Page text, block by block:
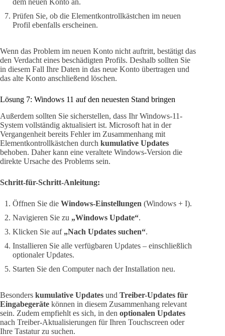
Prüfen Sie, ob die Elementkontrollkästchen im neuen
Profil ebenfalls erscheinen.
Wenn das Problem im neuen Konto nicht auftritt, bestätigt das
den Verdacht eines beschädigten Profils. Deshalb sollten Sie
in diesem Fall Ihre Daten in das neue Konto übertragen und
das alte Konto anschließend löschen.
Lösung 7: Windows 11 auf den neuesten Stand bringen
Außerdem sollten Sie sicherstellen, dass Ihr Windows-11-
System vollständig aktualisiert ist. Microsoft hat in der
Vergangenheit bereits Fehler im Zusammenhang mit
Elementkontrollkästchen durch kumulative Updates
behoben. Daher kann eine veraltete Windows-Version die
direkte Ursache des Problems sein.
Schritt-für-Schritt-Anleitung:
Öffnen Sie die Windows-Einstellungen (Windows + I).
Navigieren Sie zu „Windows Update“.
Klicken Sie auf „Nach Updates suchen“.
Installieren Sie alle verfügbaren Updates – einschließlich
optionaler Updates.
Starten Sie den Computer nach der Installation neu.
Besonders kumulative Updates und Treiber-Updates für
Eingabegeräte können in diesem Zusammenhang relevant
sein. Zudem empfiehlt es sich, in den optionalen Updates
nach Treiber-Aktualisierungen für Ihren Touchscreen oder
Ihre Tastatur zu suchen.